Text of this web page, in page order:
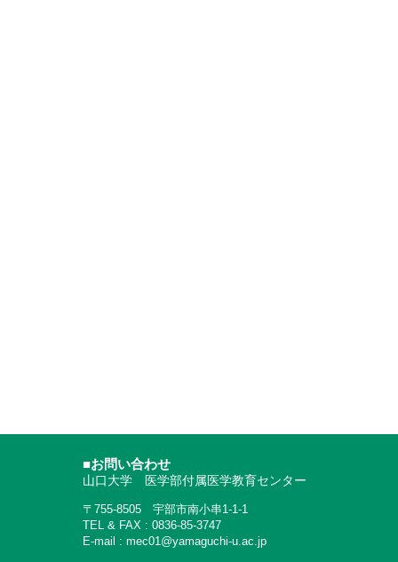
■お問い合わせ
山口大学 医学部付属医学教育センター
〒755-8505 宇部市南小串1-1-1
TEL & FAX : 0836-85-3747
E-mail : mec01@yamaguchi-u.ac.jp